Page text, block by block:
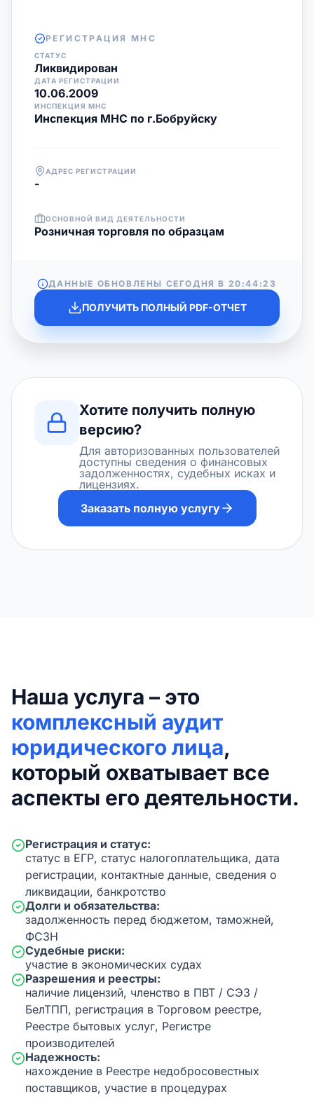
РЕГИСТРАЦИЯ МНС
СТАТУС
Ликвидирован
ДАТА РЕГИСТРАЦИИ
10.06.2009
ИНСПЕКЦИЯ МНС
Инспекция МНС по г.Бобруйску
АДРЕС РЕГИСТРАЦИИ
-
ОСНОВНОЙ ВИД ДЕЯТЕЛЬНОСТИ
Розничная торговля по образцам
ДАННЫЕ ОБНОВЛЕНЫ СЕГОДНЯ В 20:44:23
ПОЛУЧИТЬ ПОЛНЫЙ PDF-ОТЧЕТ
Хотите получить полную
версию?
Для авторизованных пользователей
доступны сведения о финансовых
задолженностях, судебных исках и
лицензиях.
Заказать полную услугу
Наша услуга – это
комплексный аудит
юридического лица,
который охватывает все
аспекты его деятельности.
Регистрация и статус:
статус в ЕГР, статус налогоплательщика, дата
регистрации, контактные данные, сведения о
ликвидации, банкротство
Долги и обязательства:
задолженность перед бюджетом, таможней,
ФСЗН
Судебные риски:
участие в экономических судах
Разрешения и реестры:
наличие лицензий, членство в ПВТ / СЭЗ /
БелТПП, регистрация в Торговом реестре,
Реестре бытовых услуг, Регистре
производителей
Надежность:
нахождение в Реестре недобросовестных
поставщиков, участие в процедурах